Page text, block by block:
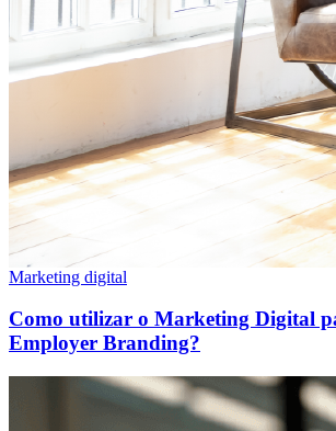
Marketing digital
Como utilizar o Marketing Digital
Employer Branding?